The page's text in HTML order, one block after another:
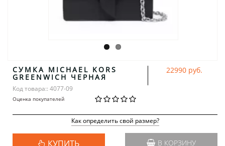
СУМКА MICHAEL KORS
GREENWICH ЧЕРНАЯ
Код товара:: 4077-09
Оценка покупателей
22990 руб.
Как определить свой размер?
КУПИТЬ В КОРЗИНУ